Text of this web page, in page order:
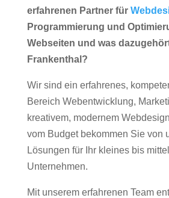
erfahrenen Partner für
Programmierung und
Webseiten und was
Frankenthal?
Wir sind ein erfahrenes,
Bereich Webentwicklung,
kreativem, modernem
vom Budget bekommen Sie von
Lösungen für Ihr kleines bis
Unternehmen.
Mit unserem erfahrenen Team